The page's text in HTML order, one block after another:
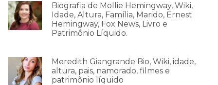
Biografia de Mollie Hemingway, Wiki,
Idade, Altura, Família, Marido, Ernest
Hemingway, Fox News, Livro e
Patrimônio Líquido.
Meredith Giangrande Bio, Wiki, idade,
altura, pais, namorado, filmes e
patrimônio líquido